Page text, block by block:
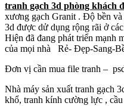
tranh gạch 3d phòng khách
xương gạch Granit . Độ bền và
3d được dử dụng rộng rãi ở
Hiện đã đang phát triển mạnh
của mọi nhà Rẻ- Đẹp-Sang-
Đơn vị cần mua file tranh –
Nhà máy sản xuất tranh gạch
khổ, tranh kính cường lực ,